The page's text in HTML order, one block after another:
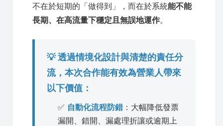
不在於短期的「做得到」，而在於系統能不能
長期、在高流量下穩定且無誤地運作。
💡 透過情境化設計與清楚的責任分
流，本次合作能有效為營業人帶來
以下價值：
✅ 自動化流程防錯：大幅降低發票
漏開、錯開、漏處理折讓或逾期上